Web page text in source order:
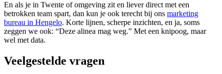
En als je in Twente of omgeving zit en liever direct met een
betrokken team spart, dan kun je ook terecht bij ons marketing
bureau in Hengelo. Korte lijnen, scherpe inzichten, en ja, soms
zeggen we ook: “Deze alinea mag weg.” Met een knipoog, maar
wel met data.
Veelgestelde vragen